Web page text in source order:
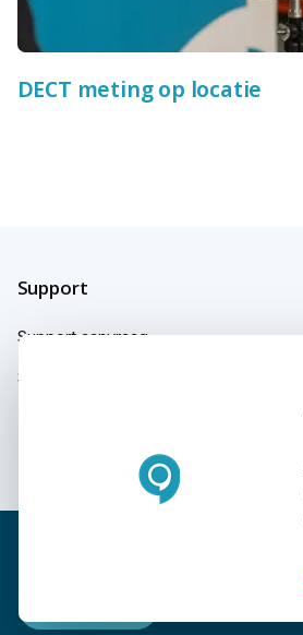
DECT meting op locatie
Support
Support aanvraag
Support fabrikanten